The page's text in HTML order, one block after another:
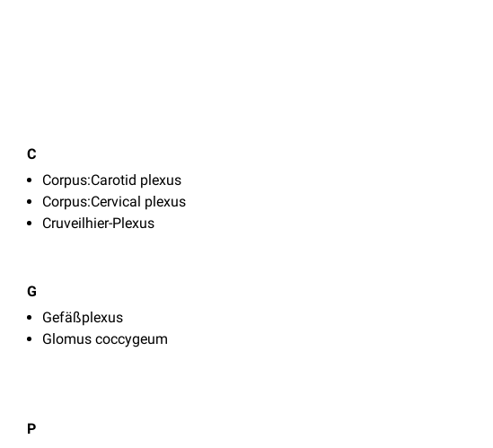
C
Corpus:Carotid plexus
Corpus:Cervical plexus
Cruveilhier-Plexus
G
Gefäßplexus
Glomus coccygeum
P